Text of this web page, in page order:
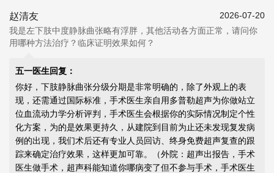
赵清友
2026-07-20
我是左下肢中度静脉曲张略有浮胖，其他活动各方面正常，请问你
用哪种方法治疗？临床证明效果如何？
五一医生回复：
你好，下肢静脉曲张分级分期是非常明确的，除了外观上的表
现，还需通过国际标准，手术医生亲自用多普勒超声为你做站立
位血流动力学分析评判，手术医生会根据你的实际情况制定个性
化方案，为的是效果更持久，从建院到目前为止还未发现复发病
例的出现，我们术后还有专业人员回访、终身免费超声复查的跟
踪来确定治疗效果，这样更加可靠。（外院：超声出报告，手术
医生做手术，超声科能知道你哪病变了但不参与手术，手术医生